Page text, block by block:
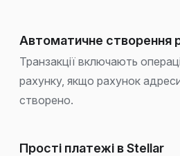
Автоматичне створення
Транзакції включають
рахунку, якщо рахунок
створено.
Прості платежі в Stellar